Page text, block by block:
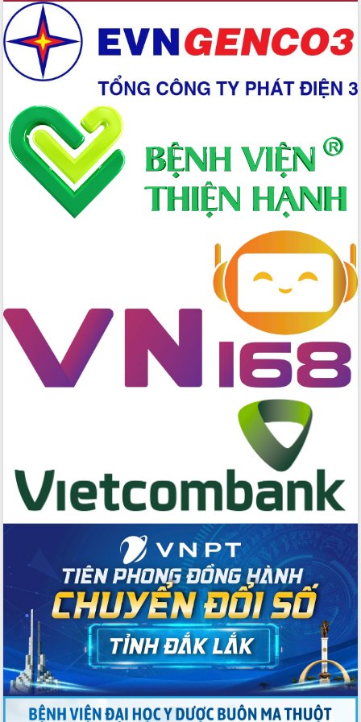
Ứng dụng sinh trắc học - Bước tiến
trong hành trình chuyển đổi số tại Đắk
Lắk
Đắk Lắk nâng cao hiệu quả công tác
Đảng từ Sổ tay đảng viên điện tử
Đắk Lắk đẩy mạnh nuôi biển công
nghệ, hướng tới phát triển thủy sản
bền vững
Tập huấn nâng cao năng lực triển khai
chuyển đổi số cho cán bộ, công chức
Đắk Lắk phát động hưởng ứng Ngày
Tổ chức trang trọng Lễ hội Đền thờ
Lương Văn Chánh năm 2026
Phó Bí thư Tỉnh ủy Đắk Lắk Đỗ Hữu
Huy giữ chức Bí thư Đảng ủy Ủy Ban
Nhân dân tỉnh
Đánh giá, rút kinh nghiệm công tác tổ
chức diễn tập trước ngày bầu cử
Chương trình “Gặp gỡ hữu nghị –
Friendship Meeting New Year 2026”
Bầu cử Quốc hội và HĐND: Cử tri Đắk
Lắk gửi gắm niềm tin, kỳ vọng vào lá
Đắk Lắk sẵn sàng các điều kiện cho
Ngày hội bầu cử đại biểu Quốc hội
khóa XVI và HĐND các cấp nhiệm kỳ
2026-2031
Đảm bảo cuộc bầu cử đại biểu Quốc
hội và đại biểu HĐND các cấp diễn ra
an toàn, hiệu quả, đúng quy định